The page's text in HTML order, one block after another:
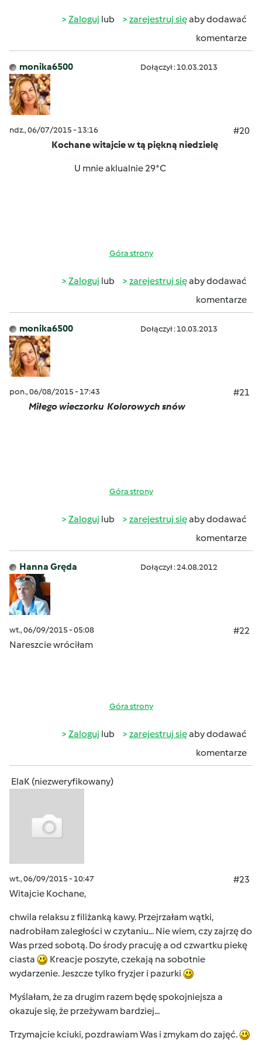
Zaloguj lub zarejestruj sięaby dodawać
komentarze
monika6500 Dołączył : 10.03.2013
ndz., 06/07/2015 - 13:16
#20
Kochanewitajcie w tą piękną niedzielę
U mnie aklualnie 29*C
Góra strony
Zaloguj lub zarejestruj sięaby dodawać
komentarze
monika6500 Dołączył : 10.03.2013
pon., 06/08/2015 - 17:43
#21
Miłego wieczorku Kolorowych snów
Góra strony
Zaloguj lub zarejestruj sięaby dodawać
komentarze
Hanna Gręda Dołączył : 24.08.2012
wt., 06/09/2015 - 05:08
#22
Nareszcie wróciłam
Góra strony
Zaloguj lub zarejestruj sięaby dodawać
komentarze
ElaK (niezweryfikowany)
wt., 06/09/2015 - 10:47
#23
Witajcie Kochane,
chwila relaksu z filiżanką kawy. Przejrzałam wątki,
nadrobiłam zaległości w czytaniu... Nie wiem, czy zajrzę do
Was przed sobotą. Do środy pracuję a od czwartku piekę
ciasta
Kreacje poszyte, czekają na sobotnie
wydarzenie. Jeszcze tylko fryzjer i pazurki
Myślałam, że za drugim razem będę spokojniejsza a
okazuje się, że przeżywam bardziej...
Trzymajcie kciuki, pozdrawiam Was i zmykam do zajęć.